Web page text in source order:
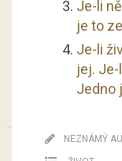
Je-li
je to
Je-li
jej.
Jedno
NEZNÁMÝ